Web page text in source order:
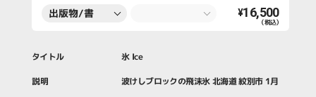
出版物/書
¥16,500
（税込）
タイトル 氷 Ice
説明 波けしブロックの飛沫氷 北海道 紋別市 1月